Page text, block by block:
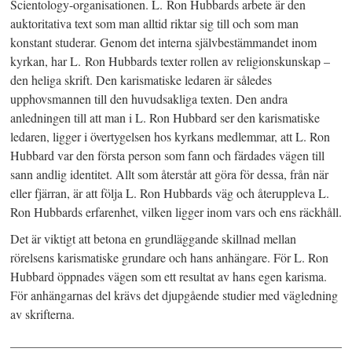
Scientology-organisationen. L. Ron Hubbards arbete är den
auktoritativa text som man alltid riktar sig till och som man
konstant studerar. Genom det interna självbestämmandet inom
kyrkan, har L. Ron Hubbards texter rollen av religionskunskap –
den heliga skrift. Den karismatiske ledaren är således
upphovsmannen till den huvudsakliga texten. Den andra
anledningen till att man i L. Ron Hubbard ser den karismatiske
ledaren, ligger i övertygelsen hos kyrkans medlemmar, att L. Ron
Hubbard var den första person som fann och färdades vägen till
sann andlig identitet. Allt som återstår att göra för dessa, från när
eller fjärran, är att följa L. Ron Hubbards väg och återuppleva L.
Ron Hubbards erfarenhet, vilken ligger inom vars och ens räckhåll.
Det är viktigt att betona en grundläggande skillnad mellan
rörelsens karismatiske grundare och hans anhängare. För L. Ron
Hubbard öppnades vägen som ett resultat av hans egen karisma.
För anhängarnas del krävs det djupgående studier med vägledning
av skrifterna.